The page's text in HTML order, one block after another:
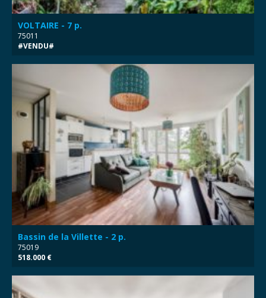
VOLTAIRE - 7 p.
75011
#VENDU#
Bassin de la Villette - 2 p.
75019
518.000 €